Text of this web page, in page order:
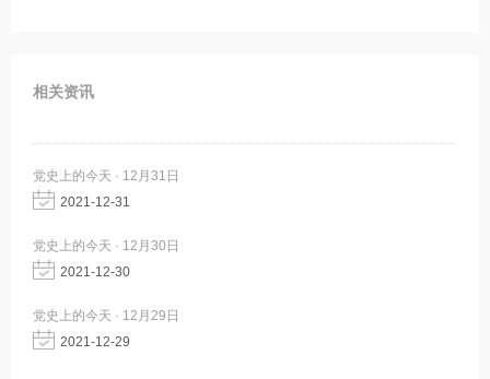
相关资讯
党史上的今天 · 12月31日
2021-12-31
党史上的今天 · 12月30日
2021-12-30
党史上的今天 · 12月29日
2021-12-29